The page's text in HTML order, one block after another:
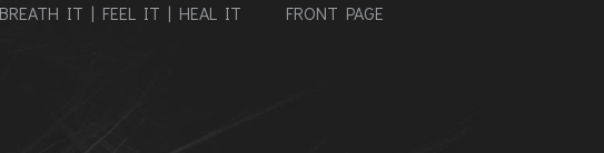
BREATH IT | FEEL IT | HEAL IT FRONT PAGE